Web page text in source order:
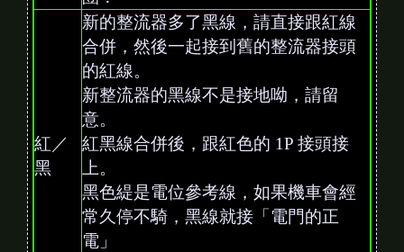
紅／
黑
新的整流器多了黑線，請直接跟紅線
合併，然後一起接到舊的整流器接頭
的紅線。
新整流器的黑線不是接地呦，請留
意。
紅黑線合併後，跟紅色的 1P 接頭接
上。
黑色緹是電位參考線，如果機車會經
常久停不騎，黑線就接「電門的正
電」